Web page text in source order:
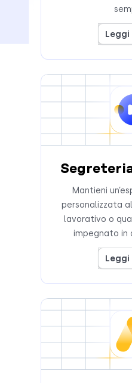
Leggi
Mantieni
personalizzata
lavorativo o
impegnato in
Leggi